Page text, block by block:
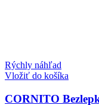
Rýchly náhľad
Vložiť do košíka
CORNITO